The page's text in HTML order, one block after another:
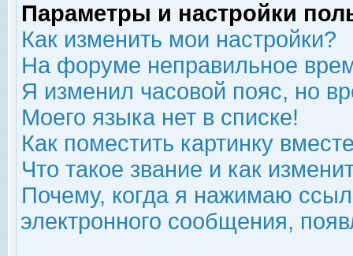
Параметры и настройки
Как изменить мои настройки?
На форуме неправильное
Я изменил часовой пояс, но
Моего языка нет в списке!
Как поместить картинку
Что такое звание и как
Почему, когда я нажимаю
электронного сообщения,